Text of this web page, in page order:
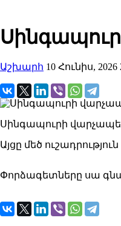
Աշխարհ 10 Հունիս, 2026
Սինգապուրի
Այցը մեծ
Փորձագետները սա